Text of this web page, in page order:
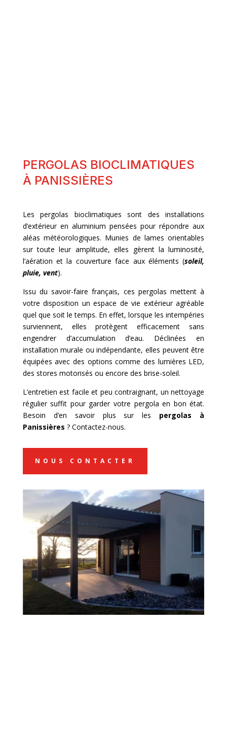
PERGOLAS BIOCLIMATIQUES
À PANISSIÈRES
Les pergolas bioclimatiques sont des installations
d’extérieur en aluminium pensées pour répondre aux
aléas météorologiques. Munies de lames orientables
sur toute leur amplitude, elles gèrent la luminosité,
l’aération et la couverture face aux éléments (soleil,
pluie, vent).
Issu du savoir-faire français, ces pergolas mettent à
votre disposition un espace de vie extérieur agréable
quel que soit le temps. En effet, lorsque les intempéries
surviennent, elles protègent efficacement sans
engendrer d’accumulation d’eau. Déclinées en
installation murale ou indépendante, elles peuvent être
équipées avec des options comme des lumières LED,
des stores motorisés ou encore des brise-soleil.
L’entretien est facile et peu contraignant, un nettoyage
régulier suffit pour garder votre pergola en bon état.
Besoin d’en savoir plus sur les pergolas à
Panissières ? Contactez-nous.
NOUS CONTACTER